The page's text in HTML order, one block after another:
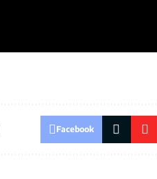
Facebook